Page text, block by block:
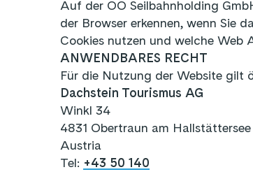
Auf der OÖ Seilbahnholding
der Browser erkennen, wenn Sie
Cookies nutzen und welche Web
ANWENDBARES RECHT
Für die Nutzung der Website gilt
Dachstein Tourismus AG
Winkl 34
4831 Obertraun am Hallstättersee
Austria
Tel: +43 50 140